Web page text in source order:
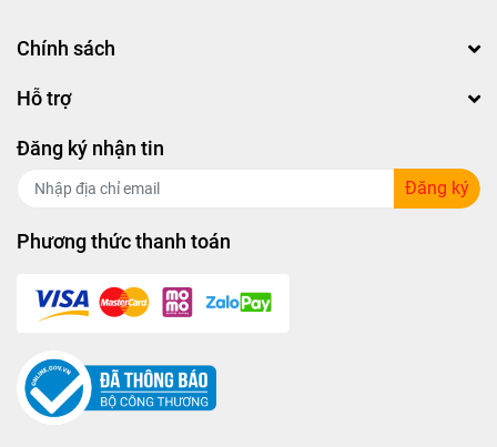
Chính sách
Hỗ trợ
Đăng ký nhận tin
Đăng ký
Phương thức thanh toán